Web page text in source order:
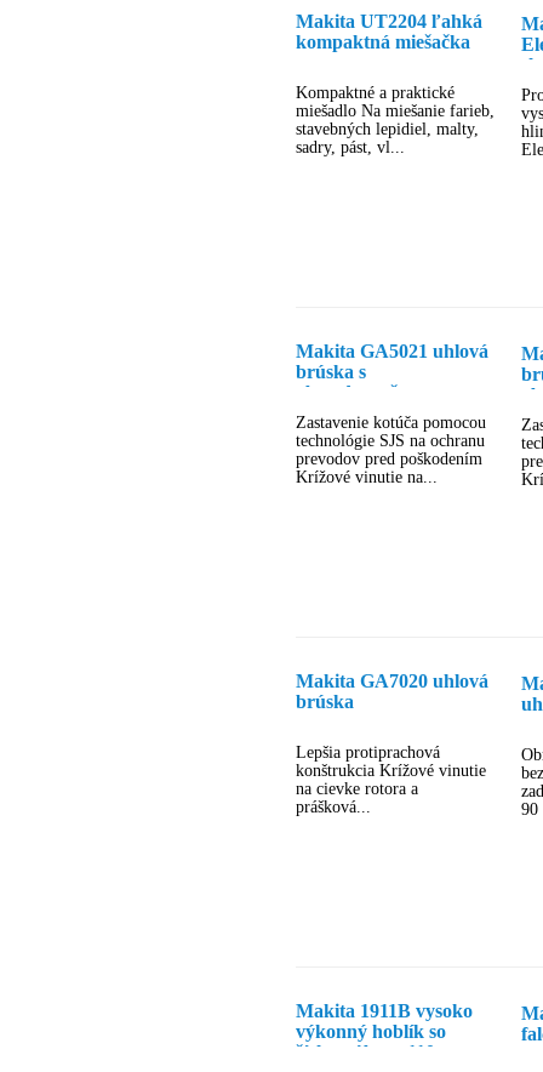
Makita UT2204 ľahká
kompaktná miešačka
Kompaktné a praktické
miešadlo Na miešanie farieb,
stavebných lepidiel, malty,
sadry, pást, vl...
Makita GA5021 uhlová
brúska s
obmedzovačom
rozbehového prúdu a s
SJS
Zastavenie kotúča pomocou
technológie SJS na ochranu
prevodov pred poškodením
Krížové vinutie na...
Makita GA7020 uhlová
brúska
Lepšia protiprachová
konštrukcia Krížové vinutie
na cievke rotora a
prášková...
90
Makita 1911B vysoko
výkonný hoblík so
šírkou úberu 110 mm